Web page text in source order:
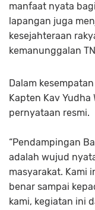
manfaat nyata
lapangan juga
kesejahteraan
kemanunggalan
Dalam
Kapten Kav Yudha
pernyataan resmi.
“Pendampingan
adalah wujud
masyarakat. Kami
benar sampai
kami, kegiatan ini